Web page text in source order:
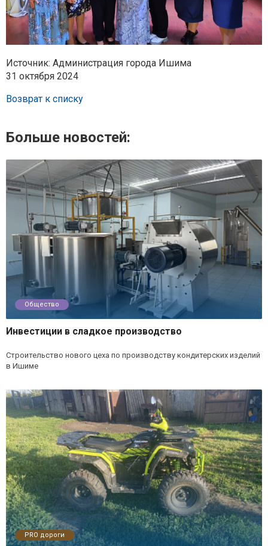
Источник: Администрация города Ишима
31 октября 2024
Возврат к списку
Больше новостей:
Общество
Инвестиции в сладкое производство
Строительство нового цеха по производству кондитерских изделий
в Ишиме
PRO дороги